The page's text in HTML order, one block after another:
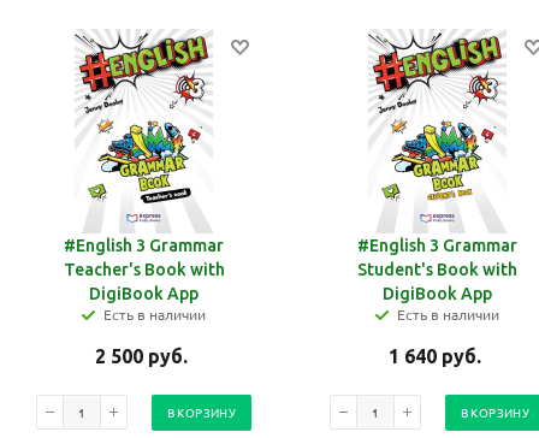
#English 3 Grammar
Teacher's Book with
DigiBook App
Есть в наличии
2 500 руб.
В КОРЗИНУ
#English 3 Grammar
Student's Book with
DigiBook App
Есть в наличии
1 640 руб.
В КОРЗИНУ